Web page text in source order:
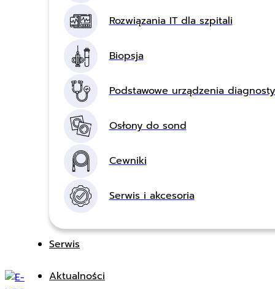
Rozwiązania IT dla szpitali
Biopsja
Podstawowe urządzenia
Osłony do sond
Cewniki
Serwis i akcesoria
Serwis
Aktualności